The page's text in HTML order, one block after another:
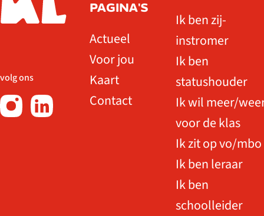
volg ons
PAGINA'S
Actueel
Voor jou
Kaart
Contact
Ik ben zij-
instromer
Ik ben
statushouder
Ik wil meer/
voor de klas
Ik zit op vo/mbo
Ik ben leraar
Ik ben
schoolleider